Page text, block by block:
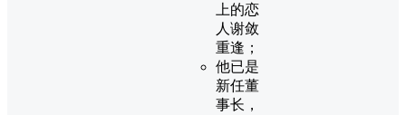
上的恋
人谢敛
重逢；
他已是
新任董
事长，